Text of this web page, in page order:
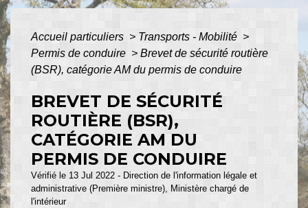
Accueil particuliers > Transports - Mobilité >
Permis de conduire > Brevet de sécurité routière
(BSR), catégorie AM du permis de conduire
BREVET DE SÉCURITÉ
ROUTIÈRE (BSR),
CATÉGORIE AM DU
PERMIS DE CONDUIRE
Vérifié le 13 Jul 2022 - Direction de l'information légale et
administrative (Première ministre), Ministère chargé de
l'intérieur